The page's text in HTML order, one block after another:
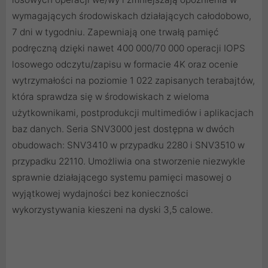
wymagających środowiskach działających całodobowo,
7 dni w tygodniu. Zapewniają one trwałą pamięć
podręczną dzięki nawet 400 000/70 000 operacji IOPS
losowego odczytu/zapisu w formacie 4K oraz ocenie
wytrzymałości na poziomie 1 022 zapisanych terabajtów,
która sprawdza się w środowiskach z wieloma
użytkownikami, postprodukcji multimediów i aplikacjach
baz danych. Seria SNV3000 jest dostępna w dwóch
obudowach: SNV3410 w przypadku 2280 i SNV3510 w
przypadku 22110. Umożliwia ona stworzenie niezwykle
sprawnie działającego systemu pamięci masowej o
wyjątkowej wydajności bez konieczności
wykorzystywania kieszeni na dyski 3,5 calowe.